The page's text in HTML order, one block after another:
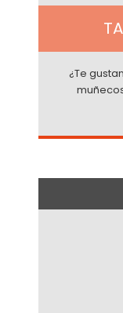
¿Te